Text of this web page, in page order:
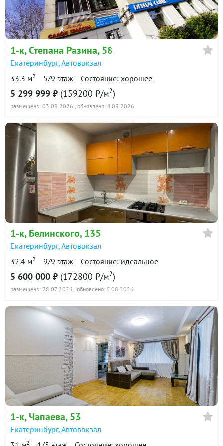
в продаже 150700 ₽/м²
Показать всю историю: 30 предложений →
1-к, Степана Разина, 58
Екатеринбург,Автовокзал
33.3 м2 5/9 этаж Состояние: хорошее
5 299 999 ₽ (159200 ₽/м2)
размещено: 03.08.2026 , обновлено: 4.08.2026
1-к, Белинского, 135
Екатеринбург,Автовокзал
32.4 м2 9/9 этаж Состояние: идеальное
5 600 000 ₽ (172800 ₽/м2)
размещено: 28.07.2026 , обновлено: 5.08.2026
1-к, Чапаева, 53
Екатеринбург,Автовокзал
2